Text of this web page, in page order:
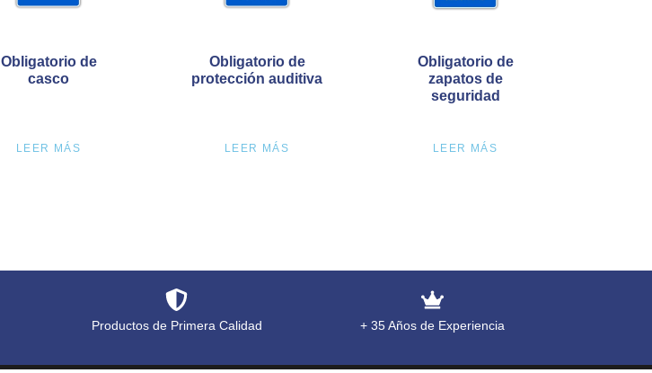
Obligatorio de
casco
LEER MÁS
Obligatorio de
protección auditiva
LEER MÁS
Obligatorio de
zapatos de
seguridad
LEER MÁS
Productos de Primera Calidad + 35 Años de Experiencia